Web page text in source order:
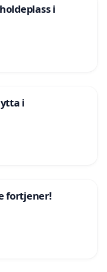
i
i
fortjener!